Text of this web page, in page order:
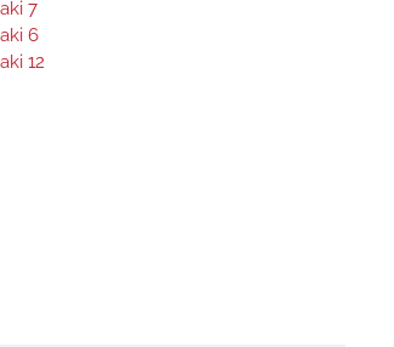
7
6
12